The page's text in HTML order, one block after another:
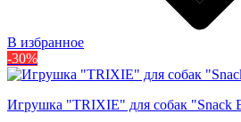
В избранное
-30%
Игрушка "TRIXIE" для собак "Snack